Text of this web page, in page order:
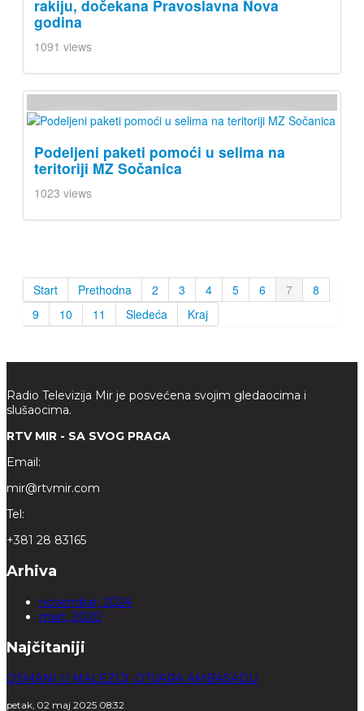
rakiju, dočekana Pravoslavna Nova
godina
1091 views
Podeljeni paketi pomoći u selima na
teritoriji MZ Sočanica
1023 views
Start Prethodna 2 3 4 5 6 7
8
9
10 11 Sledeća Kraj
Radio Televizija Mir je posvećena svojim gledaocima i
slušaocima.
RTV MIR - SA SVOG PRAGA
Email:
mir@rtvmir.com
Tel:
+381 28 83165
Arhiva
novembar, 2024
mart, 2020
Najčitaniji
OSMANI U MALEZIJI, OTVARA AMBASADU
petak, 02 maj 2025 08:32